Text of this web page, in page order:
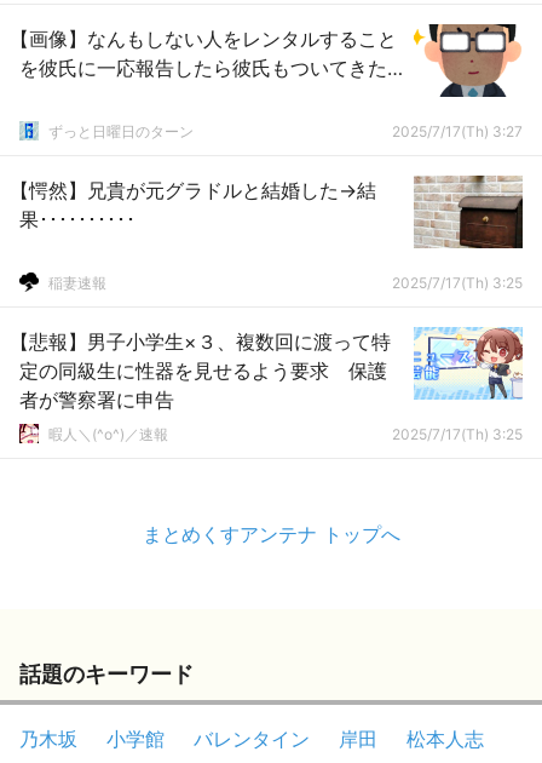
【画像】なんもしない人をレンタルすること
を彼氏に一応報告したら彼氏もついてきた…
ずっと日曜日のターン 2025/7/17(Th) 3:27
【愕然】兄貴が元グラドルと結婚した→結
果･･････････
稲妻速報 2025/7/17(Th) 3:25
【悲報】男子小学生×３、複数回に渡って特
定の同級生に性器を見せるよう要求 保護
者が警察署に申告
暇人＼(^o^)／速報 2025/7/17(Th) 3:25
まとめくすアンテナ トップへ
話題のキーワード
乃木坂 小学館 バレンタイン 岸田
松本人志